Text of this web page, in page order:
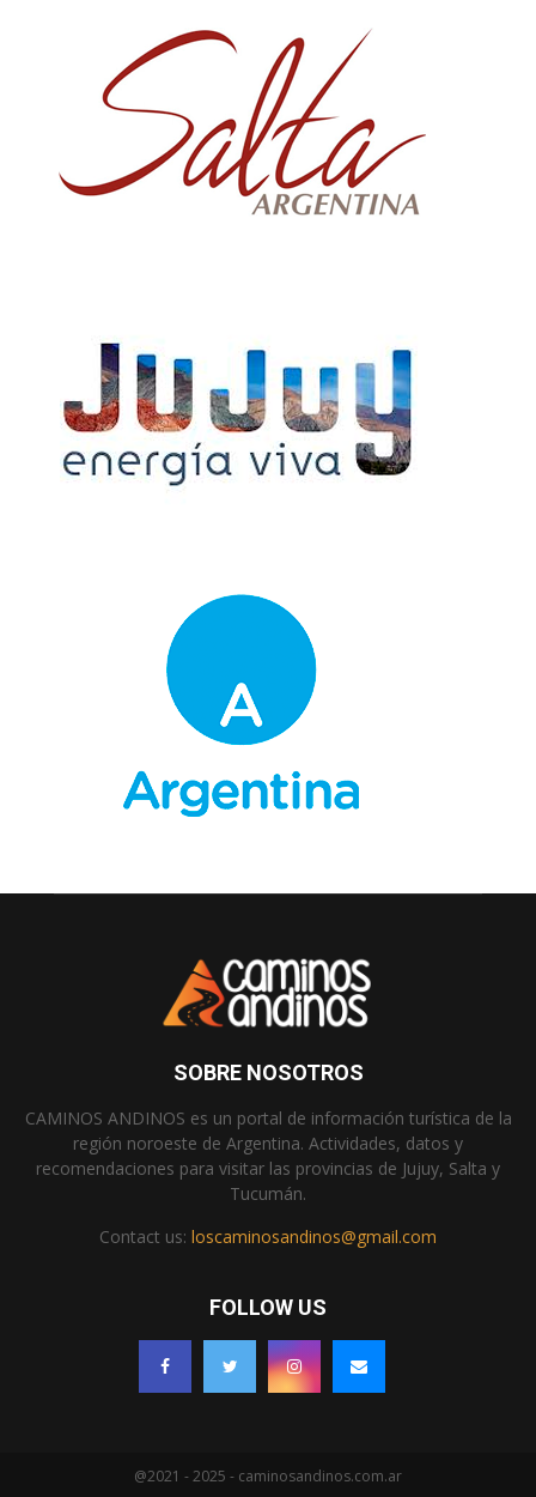
SOBRE NOSOTROS
CAMINOS ANDINOS es un portal de información turística de la
región noroeste de Argentina. Actividades, datos y
recomendaciones para visitar las provincias de Jujuy, Salta y
Tucumán.
Contact us: loscaminosandinos@gmail.com
FOLLOW US
@2021 - 2025 - caminosandinos.com.ar